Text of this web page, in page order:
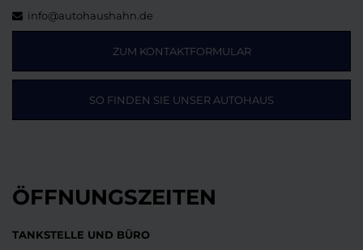
info@autohaushahn.de
ZUM KONTAKTFORMULAR
SO FINDEN SIE UNSER AUTOHAUS
ÖFFNUNGSZEITEN
TANKSTELLE UND BÜRO